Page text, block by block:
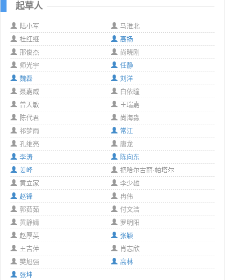
起草人
陆小军
马淮北
杜红继
高扬
邢俊杰
尚晓刚
师光宇
任静
魏磊
刘洋
聂嘉威
白依瞳
曾天敏
王瑞嘉
陈代君
尚海淼
祁梦雨
常江
孔维亮
唐龙
李涛
陈向东
姜峰
把哈尔古丽·帕塔尔
黄立家
李少雄
赵锋
冉伟
郭茹茹
付文洁
黄静婧
罗明阳
赵厚英
张颖
王吉萍
肖志欣
樊旭强
高林
张坤